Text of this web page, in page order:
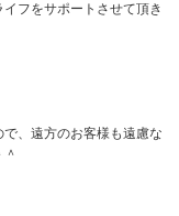
フをサポートさせて頂き
、遠方のお客様も遠慮な